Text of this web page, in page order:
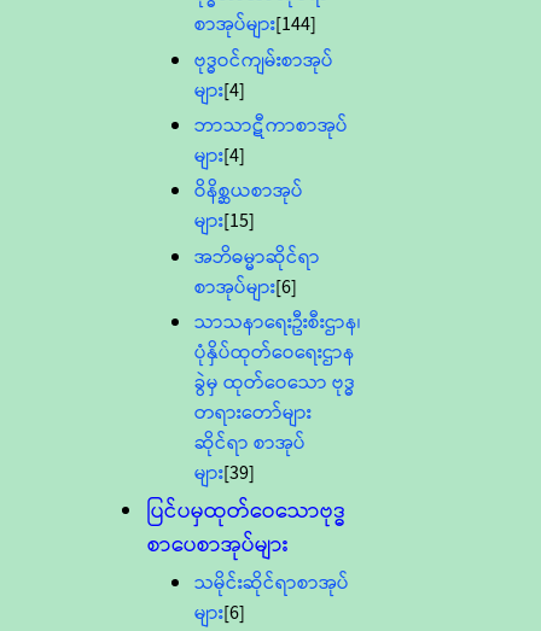
စာအုပ်များ[144]
ဗုဒ္ဓဝင်ကျမ်းစာအုပ်
များ[4]
ဘာသာဋီကာစာအုပ်
များ[4]
ဝိနိစ္ဆယစာအုပ်
များ[15]
အဘိဓမ္မာဆိုင်ရာ
စာအုပ်များ[6]
သာသနာရေးဦးစီးဌာန၊
ပုံနှိပ်ထုတ်ဝေရေးဌာန
ခွဲမှ ထုတ်ဝေသော ဗုဒ္ဓ
တရားတော်များ
ဆိုင်ရာ စာအုပ်
များ[39]
ပြင်ပမှထုတ်ဝေသောဗုဒ္ဓ
စာပေစာအုပ်များ
သမိုင်းဆိုင်ရာစာအုပ်
များ[6]